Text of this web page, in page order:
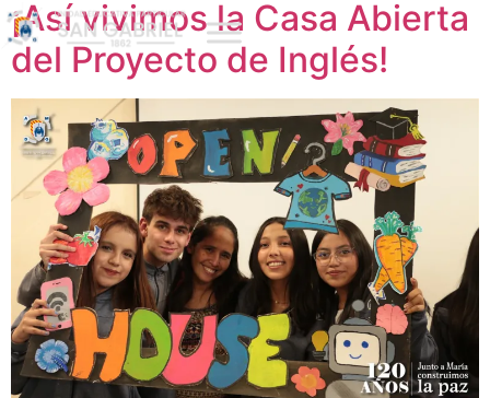
¡Así vivimos la Casa Abierta
del Proyecto de Inglés!